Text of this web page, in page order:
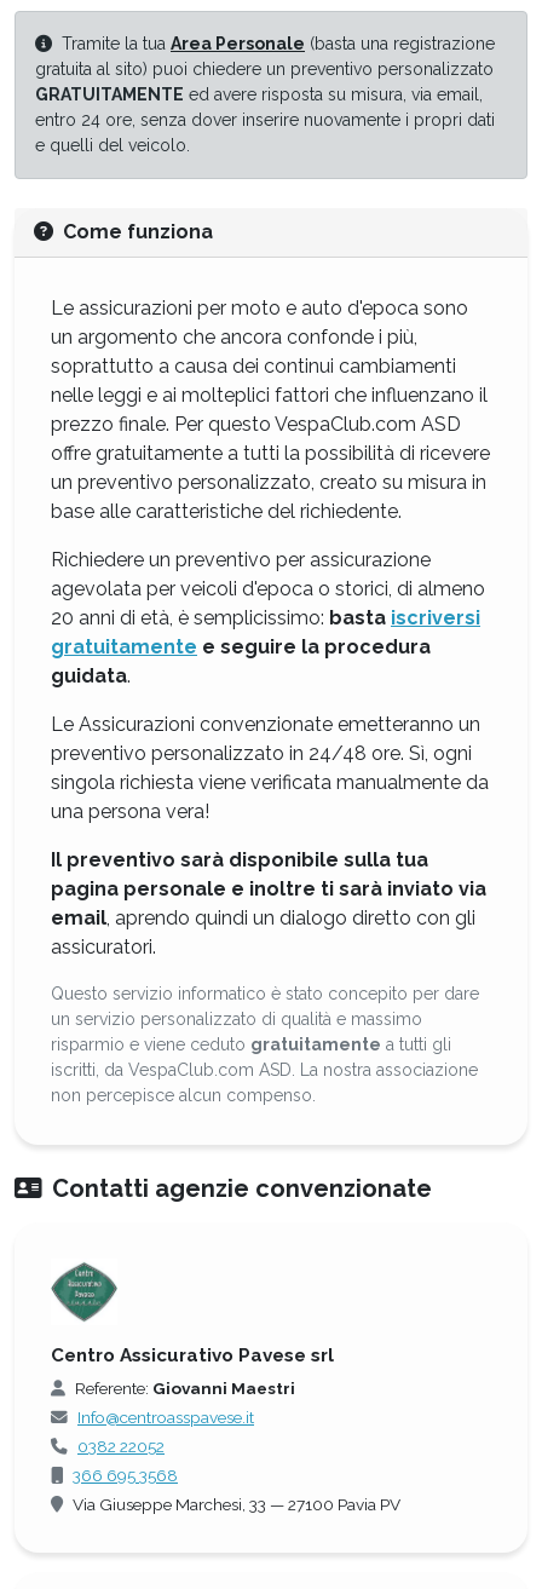
Tramite la tua Area Personale (basta una registrazione
gratuita al sito) puoi chiedere un preventivo personalizzato
GRATUITAMENTE ed avere risposta su misura, via email,
entro 24 ore, senza dover inserire nuovamente i propri dati
e quelli del veicolo.
Come funziona
Le assicurazioni per moto e auto d'epoca sono
un argomento che ancora confonde i più,
soprattutto a causa dei continui cambiamenti
nelle leggi e ai molteplici fattori che influenzano il
prezzo finale. Per questo VespaClub.com ASD
offre gratuitamente a tutti la possibilità di ricevere
un preventivo personalizzato, creato su misura in
base alle caratteristiche del richiedente.
Richiedere un preventivo per assicurazione
agevolata per veicoli d'epoca o storici, di almeno
20 anni di età, è semplicissimo: basta iscriversi
gratuitamente e seguire la procedura
guidata.
Le Assicurazioni convenzionate emetteranno un
preventivo personalizzato in 24/48 ore. Sì, ogni
singola richiesta viene verificata manualmente da
una persona vera!
Il preventivo sarà disponibile sulla tua
pagina personale e inoltre ti sarà inviato via
email, aprendo quindi un dialogo diretto con gli
assicuratori.
Questo servizio informatico è stato concepito per dare
un servizio personalizzato di qualità e massimo
risparmio e viene ceduto gratuitamente a tutti gli
iscritti, da VespaClub.com ASD. La nostra associazione
non percepisce alcun compenso.
Contatti agenzie convenzionate
Centro Assicurativo Pavese srl
Referente: Giovanni Maestri
Info@centroasspavese.it
0382 22052
366 695 3568
Via Giuseppe Marchesi, 33 — 27100 Pavia PV